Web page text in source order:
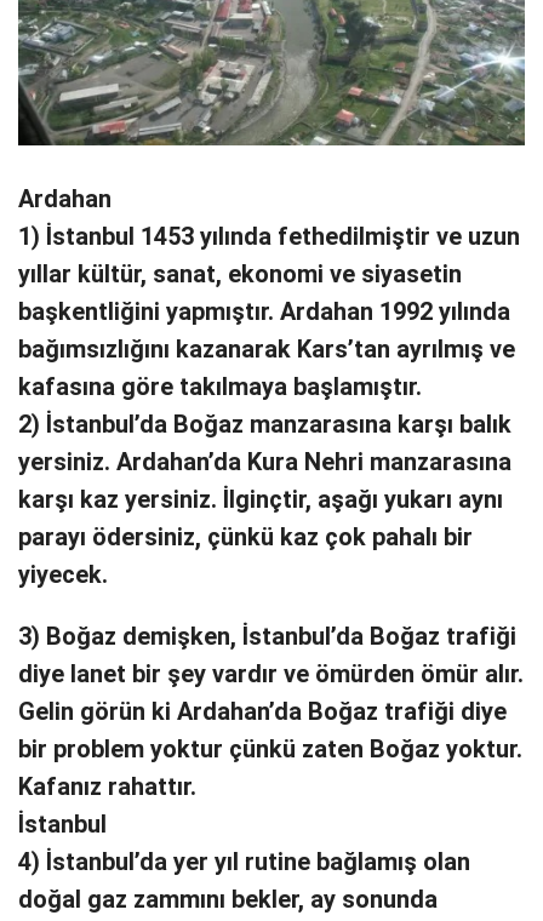
Ardahan
1) İstanbul 1453 yılında fethedilmiştir ve uzun
yıllar kültür, sanat, ekonomi ve siyasetin
başkentliğini yapmıştır. Ardahan 1992 yılında
bağımsızlığını kazanarak Kars’tan ayrılmış ve
kafasına göre takılmaya başlamıştır.
2) İstanbul’da Boğaz manzarasına karşı balık
yersiniz. Ardahan’da Kura Nehri manzarasına
karşı kaz yersiniz. İlginçtir, aşağı yukarı aynı
parayı ödersiniz, çünkü kaz çok pahalı bir
yiyecek.
3) Boğaz demişken, İstanbul’da Boğaz trafiği
diye lanet bir şey vardır ve ömürden ömür alır.
Gelin görün ki Ardahan’da Boğaz trafiği diye
bir problem yoktur çünkü zaten Boğaz yoktur.
Kafanız rahattır.
İstanbul
4) İstanbul’da yer yıl rutine bağlamış olan
doğal gaz zammını bekler, ay sonunda